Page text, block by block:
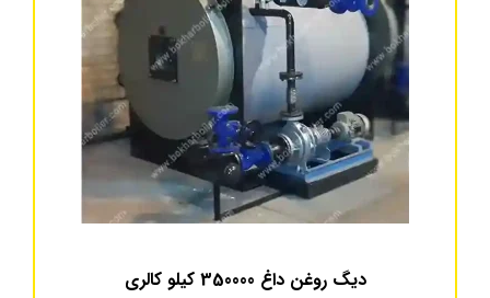
دیگ روغن داغ 350000 کیلو کالری